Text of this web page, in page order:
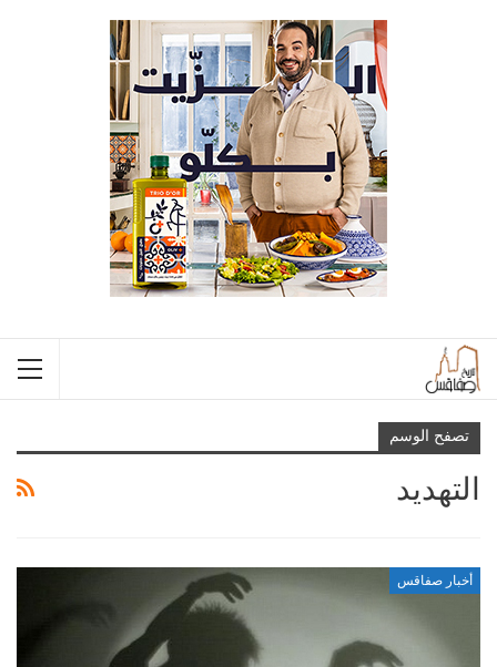
تصفح الوسم
التهديد
أخبار صفاقس